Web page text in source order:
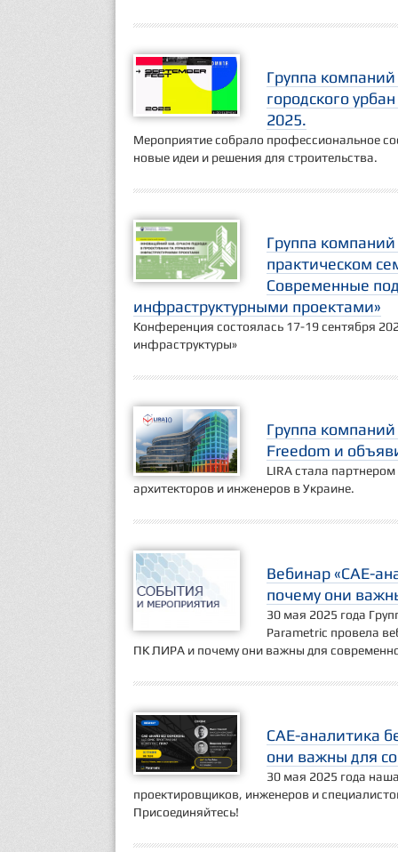
Группа
городского
2025.
Мероприятие собрало профессиональное
новые идеи и решения для строительства.
Группа
практическом
Современные
инфраструктурными проектами»
Конференция состоялась 17-19 сентября
инфраструктуры»
Группа
Freedom и
LIRA стала партнером
архитекторов и инженеров в Украине.
Вебинар «CAE-
почему они
30 мая 2025 года
Parametric провела
ПК ЛИРА и почему они важны для
CAE-аналитика
они важны для
30 мая 2025 года
проектировщиков, инженеров и
Присоединяйтесь!